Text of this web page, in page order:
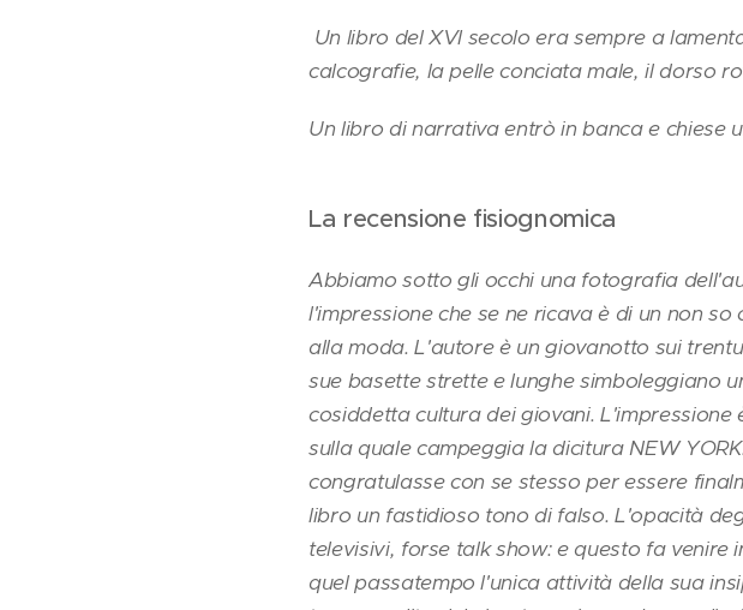
Un libro del XVI secolo era sempre a
calcografie, la pelle conciata male, il dorso
Un libro di narrativa entrò in banca e chiese
La recensione fisiognomica
Abbiamo sotto gli occhi una fotografia
l'impressione che se ne ricava è di un non
alla moda. L'autore è un giovanotto sui
sue basette strette e lunghe simboleggiano
cosiddetta cultura dei giovani.
sulla quale campeggia la dicitura NEW
congratulasse con se stesso per essere
libro un fastidioso tono di falso. L'opacità
televisivi, forse talk show: e questo fa venire
quel passatempo l'unica attività della sua